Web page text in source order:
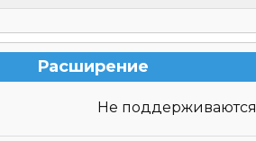
Расширение
Не поддерживаются